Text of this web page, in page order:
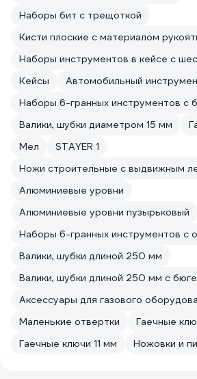
Наборы бит с трещоткой
Кисти плоские с материалом
Наборы инструментов в кейсе с
Кейсы
Автомобильный
Наборы 6-гранных инструментов с
Валики, шубки диаметром 15 мм
Мел
STAYER 1
Ножи строительные с выдвижным
Алюминиевые уровни
Алюминиевые уровни пузырьковый
Наборы 6-гранных инструментов с
Валики, шубки длиной 250 мм
Валики, шубки длиной 250 мм с
Аксессуары для газового
Маленькие отвертки
Гаечные
Гаечные ключи 11 мм
Ножовки и